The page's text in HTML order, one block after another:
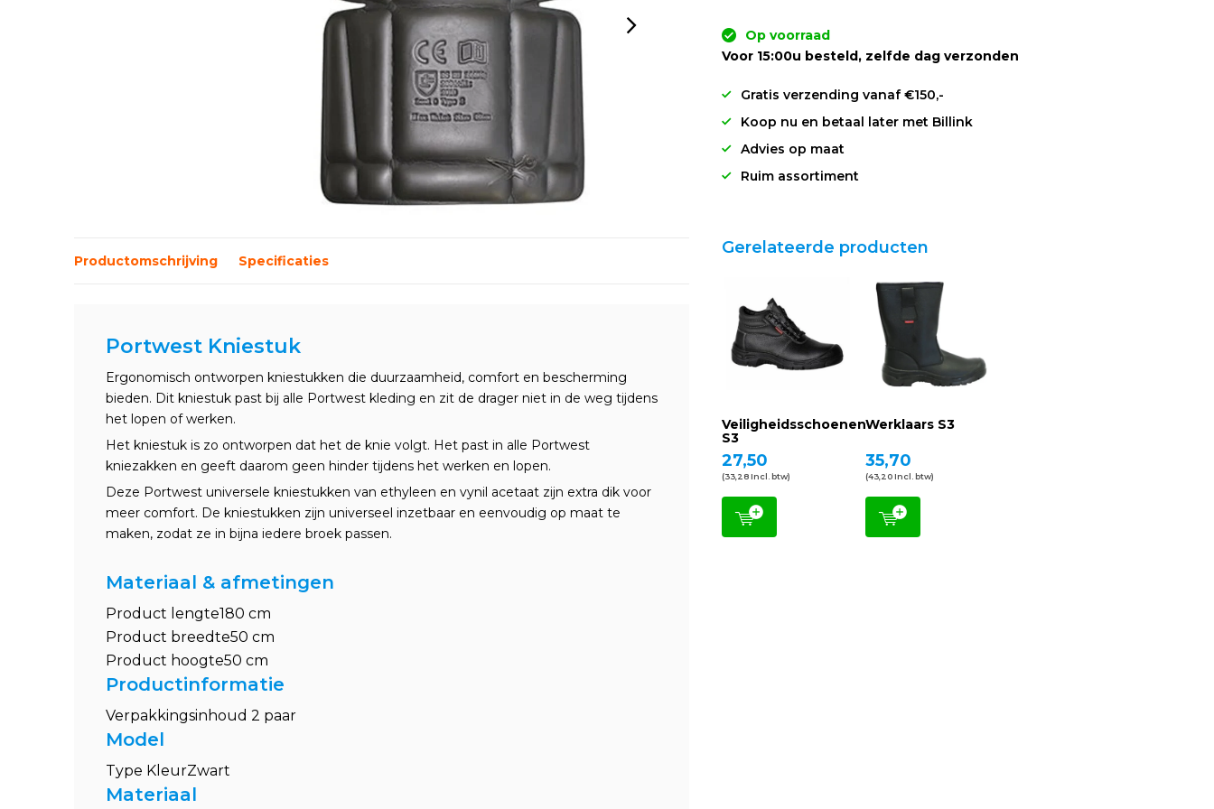
Op voorraad
Voor 15:00u besteld, zelfde dag verzonden
Gratis verzending vanaf €150,-
Koop nu en betaal later met Billink
Advies op maat
Ruim assortiment
Productomschrijving Specificaties
Portwest Kniestuk
Ergonomisch ontworpen kniestukken die duurzaamheid, comfort en bescherming
bieden. Dit kniestuk past bij alle Portwest kleding en zit de drager niet in de weg tijdens
het lopen of werken.
Het kniestuk is zo ontworpen dat het de knie volgt. Het past in alle Portwest
kniezakken en geeft daarom geen hinder tijdens het werken en lopen.
Deze Portwest universele kniestukken van ethyleen en vynil acetaat zijn extra dik voor
meer comfort. De kniestukken zijn universeel inzetbaar en eenvoudig op maat te
maken, zodat ze in bijna iedere broek passen.
Materiaal & afmetingen
Product lengte180 cm
Product breedte50 cm
Product hoogte50 cm
Productinformatie
Verpakkingsinhoud 2 paar
Model
Type KleurZwart
Materiaal
Gerelateerde producten
Veiligheidsschoenen
S3
27,50
(33,28 Incl. btw)
Werklaars S3
35,70
(43,20 Incl. btw)